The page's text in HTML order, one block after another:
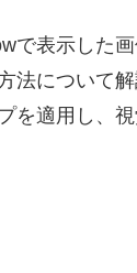
で表示した
法について
を適用し、